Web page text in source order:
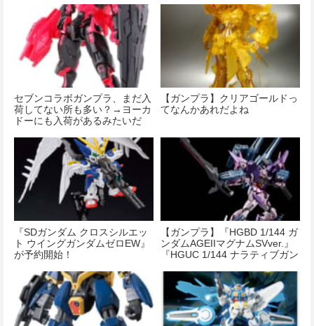
セブンコラボガンプラ、まだ入
荷してない所も多い？→ヨーカ
ドーにも入荷があるみたいだ
【ガンプラ】クリアゴールドっ
てなんかあれだよね
『SDガンダム クロスシルエッ
ト ウイングガンダムゼロEW』
が予約開始！
【ガンプラ】『HGBD 1/144 ガ
ンダムAGEIIマグナムSVver.』
『HGUC 1/144 ナラティブガン
ールサラ』『HGPG 1/144 プチ
ッガイ きゃらっがい』が予約
開始！